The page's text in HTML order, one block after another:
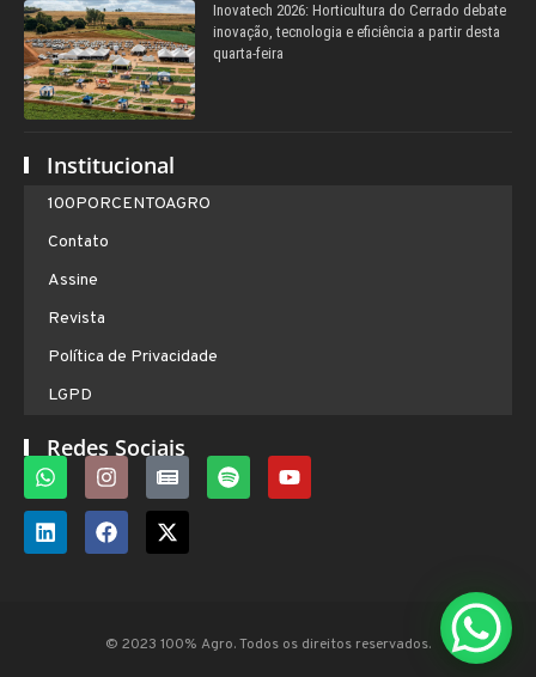
Inovatech 2026: Horticultura do Cerrado debate
inovação, tecnologia e eficiência a partir desta
quarta-feira
Institucional
100PORCENTOAGRO
Contato
Assine
Revista
Política de Privacidade
LGPD
Redes Sociais
© 2023 100% Agro. Todos os direitos reservados.